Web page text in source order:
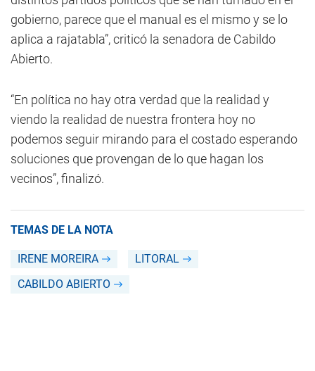
gobierno, parece que el manual es el mismo y se lo
aplica a rajatabla”, criticó la senadora de Cabildo
Abierto.
“En política no hay otra verdad que la realidad y
viendo la realidad de nuestra frontera hoy no
podemos seguir mirando para el costado esperando
soluciones que provengan de lo que hagan los
vecinos”, finalizó.
TEMAS DE LA NOTA
IRENE MOREIRA
LITORAL
CABILDO ABIERTO